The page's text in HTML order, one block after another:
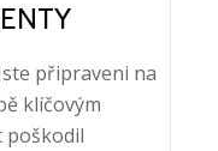
připraveni na
klíčovým
poškodil